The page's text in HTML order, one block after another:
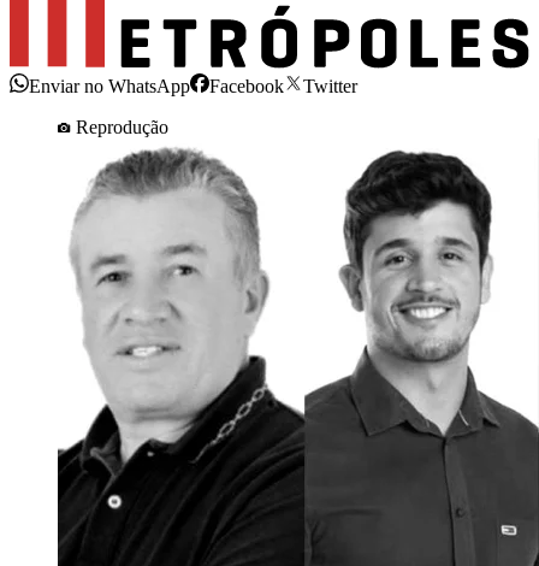
Enviar no WhatsApp Facebook
Twitter
Reprodução